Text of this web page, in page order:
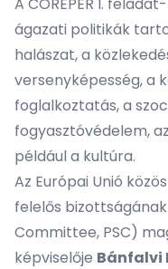
ágazati politikák
halászat, a
versenyképesség, a
foglalkoztatás, a
fogyasztóvédelem,
például a kultúra.
Az Európai Unió
felelős
Committee, PSC)
képviselője Bánfalvi